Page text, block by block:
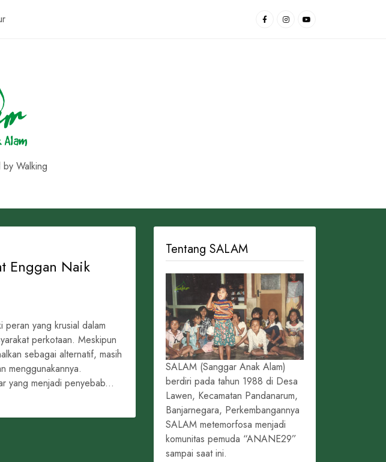
Walking
Enggan Naik
peran yang krusial dalam
perkotaan. Meskipun
sebagai alternatif, masih
menggunakannya.
yang menjadi penyebab...
Tentang SALAM
SALAM (Sanggar Anak Alam)
berdiri pada tahun 1988 di Desa
Lawen, Kecamatan Pandanarum,
Banjarnegara, Perkembangannya
SALAM metemorfosa menjadi
komunitas pemuda “ANANE29”
sampai saat ini.